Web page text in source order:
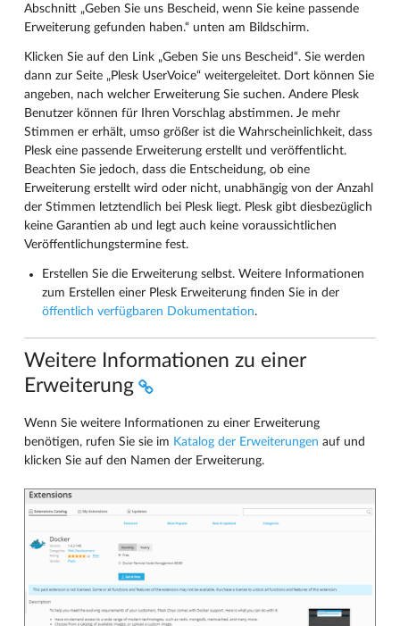
Abschnitt „Geben Sie uns Bescheid, wenn Sie keine passende
Erweiterung gefunden haben.“ unten am Bildschirm.
Klicken Sie auf den Link „Geben Sie uns Bescheid“. Sie werden
dann zur Seite „Plesk UserVoice“ weitergeleitet. Dort können Sie
angeben, nach welcher Erweiterung Sie suchen. Andere Plesk
Benutzer können für Ihren Vorschlag abstimmen. Je mehr
Stimmen er erhält, umso größer ist die Wahrscheinlichkeit, dass
Plesk eine passende Erweiterung erstellt und veröffentlicht.
Beachten Sie jedoch, dass die Entscheidung, ob eine
Erweiterung erstellt wird oder nicht, unabhängig von der Anzahl
der Stimmen letztendlich bei Plesk liegt. Plesk gibt diesbezüglich
keine Garantien ab und legt auch keine voraussichtlichen
Veröffentlichungstermine fest.
Erstellen Sie die Erweiterung selbst. Weitere Informationen
zum Erstellen einer Plesk Erweiterung finden Sie in der
öffentlich verfügbaren Dokumentation.
Weitere Informationen zu einer
Erweiterung
Wenn Sie weitere Informationen zu einer Erweiterung
benötigen, rufen Sie sie im Katalog der Erweiterungen auf und
klicken Sie auf den Namen der Erweiterung.